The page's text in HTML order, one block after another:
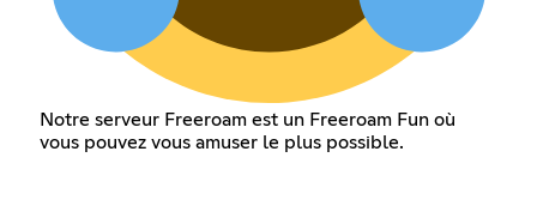
Notre serveur Freeroam est un Freeroam Fun où
vous pouvez vous amuser le plus possible.